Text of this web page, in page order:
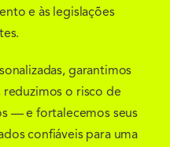
e às legislações
garantimos
o risco de
— e fortalecemos seus
confiáveis para uma